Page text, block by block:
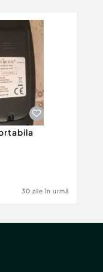
30 zile în urmă